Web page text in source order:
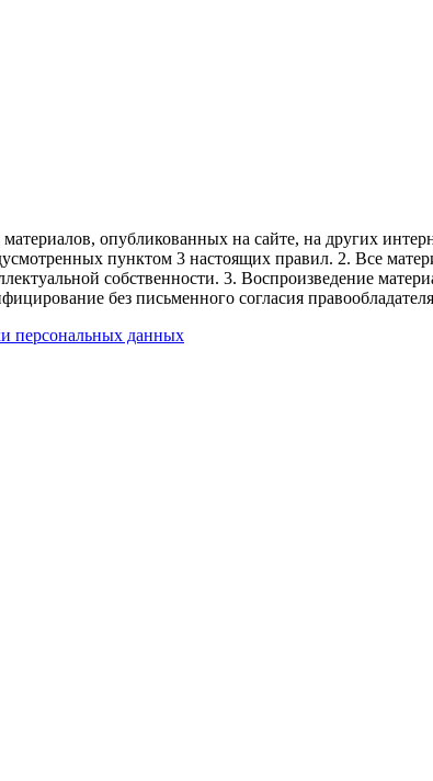
опубликованных на сайте, на других
пунктом 3 настоящих правил. 2. Все
собственности. 3. Воспроизведение
без письменного согласия
персональных данных